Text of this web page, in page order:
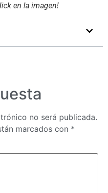
en la imagen!
no será publicada.
marcados con *